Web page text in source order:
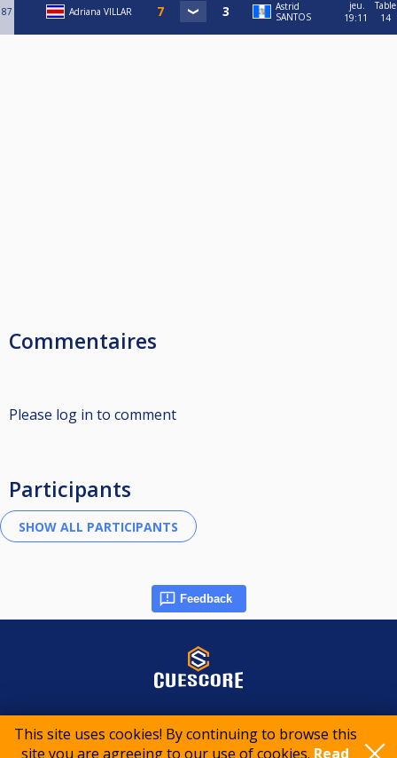
This site uses cookies! By continuing to browse this
site you are agreeing to our use of cookies. Read
87 Adriana VILLAR
Astrid
SANTOS
jeu.
19:11
Table
14
Commentaires
Please log in to comment
Participants
Feedback
© 2015-2026 CueScore International